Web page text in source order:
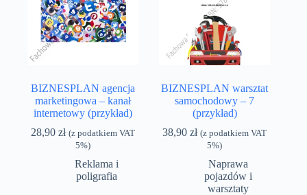
BIZNESPLAN agencja
marketingowa – kanał
internetowy (przykład)
28,90zł (z podatkiem VAT
5%)
Reklama i
poligrafia
BIZNESPLAN warsztat
samochodowy – 7
(przykład)
38,90zł (z podatkiem VAT
5%)
Naprawa
pojazdów i
warsztaty